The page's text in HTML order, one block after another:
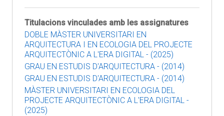
Titulacions vinculades amb les assignatures
DOBLE MÀSTER UNIVERSITARI EN
ARQUITECTURA I EN ECOLOGIA DEL PROJECTE
ARQUITECTÒNIC A L'ERA DIGITAL - (2025)
GRAU EN ESTUDIS D'ARQUITECTURA - (2014)
GRAU EN ESTUDIS D'ARQUITECTURA - (2014)
MÀSTER UNIVERSITARI EN ECOLOGIA DEL
PROJECTE ARQUITECTÒNIC A L'ERA DIGITAL -
(2025)